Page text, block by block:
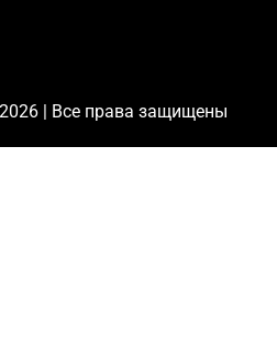
| Все права защищены